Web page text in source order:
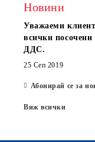
Новини
Уважаеми
всички посочени
ДДС.
25 Сеп 2019
Абонирай се за
Виж всички